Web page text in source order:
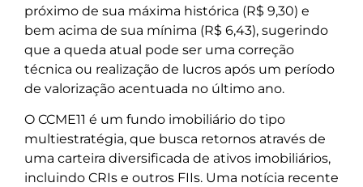
próximo de sua máxima histórica (R$ 9,30) e
bem acima de sua mínima (R$ 6,43), sugerindo
que a queda atual pode ser uma correção
técnica ou realização de lucros após um período
de valorização acentuada no último ano.
O CCME11 é um fundo imobiliário do tipo
multiestratégia, que busca retornos através de
uma carteira diversificada de ativos imobiliários,
incluindo CRIs e outros FIIs. Uma notícia recente